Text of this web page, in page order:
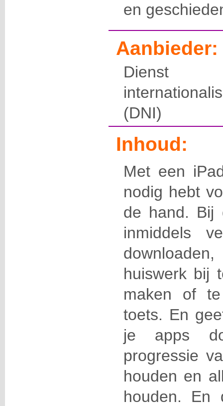
en
Aanbieder:
Dienst
(DNI)
Inhoud:
Met een
nodig hebt
de hand. Bij
inmiddels
huiswerk bij
maken of
toets. En
je apps
progressie
houden en
houden.